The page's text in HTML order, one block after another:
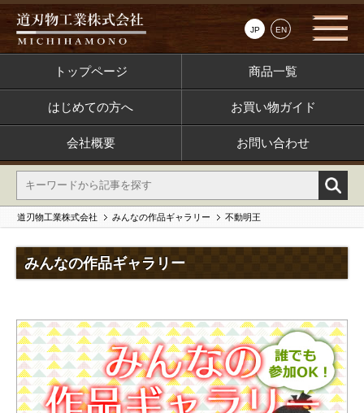
JP EN
トップページ 商品一覧
はじめての方へ お買い物ガイド
会社概要 お問い合わせ
道刃物工業株式会社 みんなの作品ギャラリー 不動明王
みんなの作品ギャラリー